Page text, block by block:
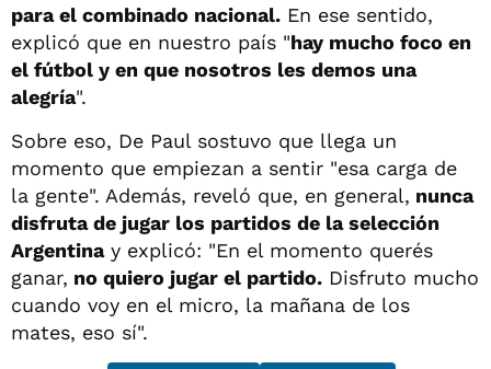
para el combinado nacional. En ese sentido,
explicó que en nuestro país "hay mucho foco en
el fútbol y en que nosotros les demos una
alegría".
Sobre eso, De Paul sostuvo que llega un
momento que empiezan a sentir "esa carga de
la gente". Además, reveló que, en general, nunca
disfruta de jugar los partidos de la selección
Argentinay explicó: "En el momento querés
ganar, no quiero jugar el partido. Disfruto mucho
cuando voy en el micro, la mañana de los
mates, eso sí".